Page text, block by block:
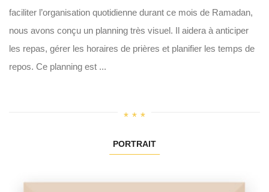
faciliter l’organisation quotidienne durant ce mois de Ramadan,
nous avons conçu un planning très visuel. Il aidera à anticiper
les repas, gérer les horaires de prières et planifier les temps de
repos. Ce planning est ...
PORTRAIT